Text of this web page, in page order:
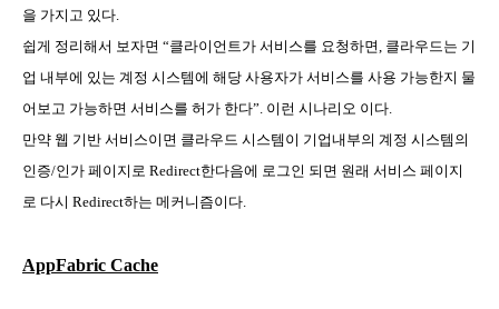
을 가지고 있다
쉽게 정리해서 보자면 “클라이언트가 서비스를 요청하면 클라우드는 기
업 내부에 있는 계정 시스템에 해당 사용자가 서비스를 사용 가능한지 물
어보고 가능하면 서비스를 허가 한다”. 이런 시나리오 이다
만약 웹 기반 서비스이면 클라우드 시스템이 기업내부의 계정 시스템의
인증/인가 페이지로 Redirect한다음에 로그인 되면 원래 서비스 페이지
로 다시 Redirect하는 메커니즘이다
AppFabric Cache